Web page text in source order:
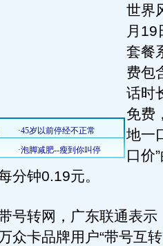
世界
月19
套餐
费包
话时
免费
地一
口价
分钟0.19元。
转网，广东联通表示
众卡品牌用户“带号互